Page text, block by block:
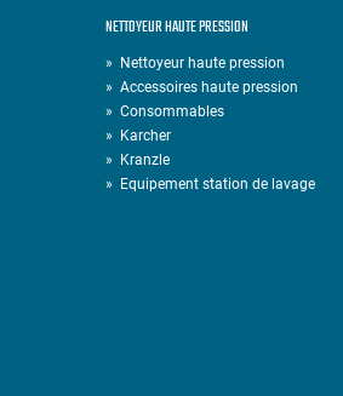
NETTOYEUR HAUTE PRESSION
» Nettoyeur haute pression
» Accessoires haute pression
» Consommables
» Karcher
» Kranzle
» Equipement station de lavage